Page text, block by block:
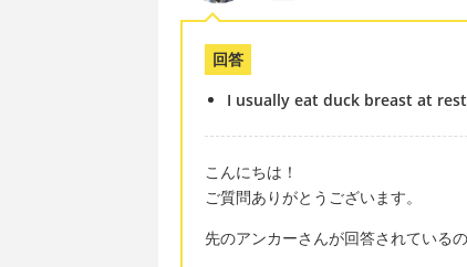
回答
I usually eat duck breast at
こんにちは！
ご質問ありがとうございます。
先のアンカーさんが回答されている